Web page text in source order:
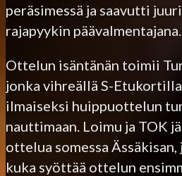
peräsimessä ja saavutti
rajapyykin päävalmentajana.
Ottelun isäntänän toimii
jonka vihreällä S-
ilmaiseksi huippuottelun
nauttimaan. Loimu ja TOK
ottelua somessa Ässäkisan,
kuka syöttää ottelun